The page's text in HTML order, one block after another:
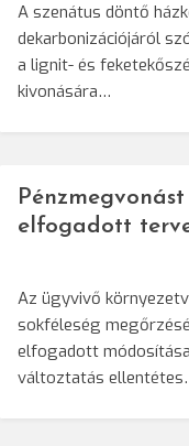
A szenátus döntő
dekarbonizációjáról
a lignit- és
kivonására…
elfogadott
Az ügyvivő
sokféleség
elfogadott
változtatás